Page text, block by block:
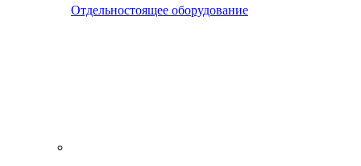
Отдельностоящее оборудование